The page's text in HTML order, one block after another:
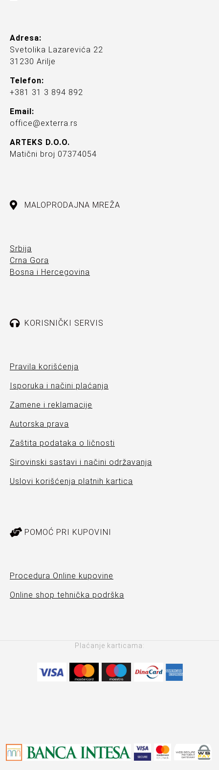
Adresa:
Svetolika Lazarevića 22
31230 Arilje
Telefon:
+381 31 3 894 892
Email:
office@exterra.rs
ARTEKS D.O.O.
Matični broj 07374054
MALOPRODAJNA MREŽA
Srbija
Crna Gora
Bosna i Hercegovina
KORISNIČKI SERVIS
Pravila korišćenja
Isporuka i načini plaćanja
Zamene i reklamacije
Autorska prava
Zaštita podataka o ličnosti
Sirovinski sastavi i načini održavanja
Uslovi korišćenja platnih kartica
POMOĆ PRI KUPOVINI
Procedura Online kupovine
Online shop tehnička podrška
Plaćanje karticama: